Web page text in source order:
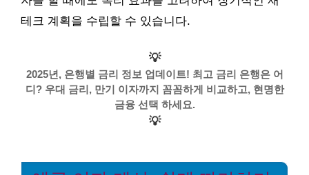
테크 계획을 수립할 수 있습니다.
💡
2025년, 은행별 금리 정보 업데이트! 최고 금리 은행은 어
디? 우대 금리, 만기 이자까지 꼼꼼하게 비교하고, 현명한
금융 선택 하세요.
💡